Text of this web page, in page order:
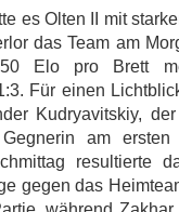
es Olten II mit
das Team am
Elo pro Brett
Für einen
Kudryavitskiy,
am ersten
resultierte
gegen das